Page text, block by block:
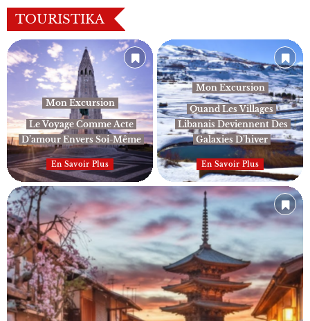
TOURISTIKA
Mon Excursion
Le Voyage Comme Acte
D’amour Envers Soi-Même
En Savoir Plus
Mon Excursion
Quand Les Villages
Libanais Deviennent Des
Galaxies D’hiver
En Savoir Plus